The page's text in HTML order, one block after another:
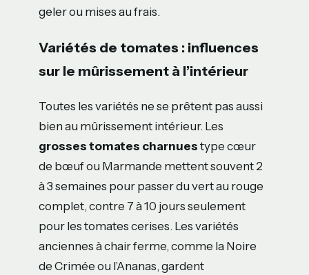
geler ou mises au frais.
Variétés de tomates : influences
sur le mûrissement à l’intérieur
Toutes les variétés ne se prêtent pas aussi
bien au mûrissement intérieur. Les
grosses tomates charnues type cœur
de bœuf ou Marmande mettent souvent 2
à 3 semaines pour passer du vert au rouge
complet, contre 7 à 10 jours seulement
pour les tomates cerises. Les variétés
anciennes à chair ferme, comme la Noire
de Crimée ou l’Ananas, gardent